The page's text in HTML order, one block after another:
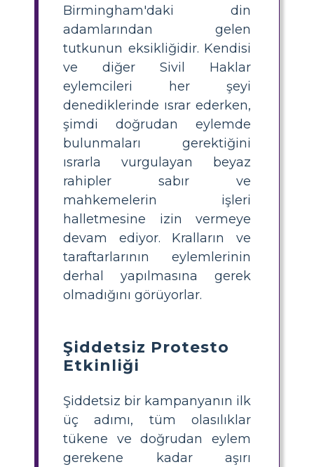
Birmingham'daki din
adamlarından gelen
tutkunun eksikliğidir. Kendisi
ve diğer Sivil Haklar
eylemcileri her şeyi
denediklerinde ısrar ederken,
şimdi doğrudan eylemde
bulunmaları gerektiğini
ısrarla vurgulayan beyaz
rahipler sabır ve
mahkemelerin işleri
halletmesine izin vermeye
devam ediyor. Kralların ve
taraftarlarının eylemlerinin
derhal yapılmasına gerek
olmadığını görüyorlar.
Şiddetsiz Protesto
Etkinliği
Şiddetsiz bir kampanyanın ilk
üç adımı, tüm olasılıklar
tükene ve doğrudan eylem
gerekene kadar aşırı